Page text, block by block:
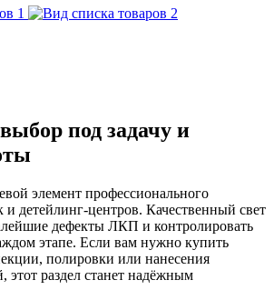
под задачу и
элемент профессионального
и детейлинг-центров. Качественный свет
дефекты ЛКП и контролировать
этапе. Если вам нужно купить
полировки или нанесения
раздел станет надёжным